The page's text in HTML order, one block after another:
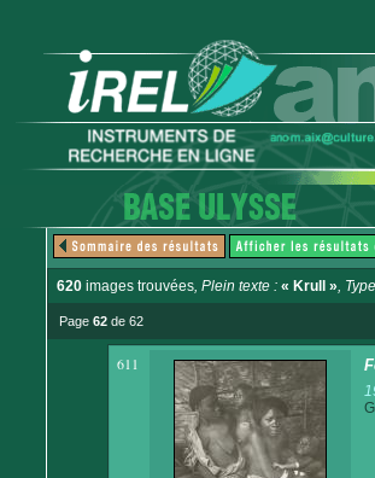
620 images trouvées, Plein texte : « Krull »,
Page 62 de 62
611